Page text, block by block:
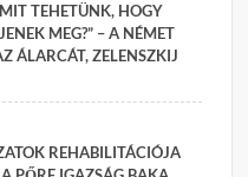
TEHETÜNK, HOGY
MEG?” – A NÉMET
ÁLARCÁT, ZELENSZKIJ
REHABILITÁCIÓJA